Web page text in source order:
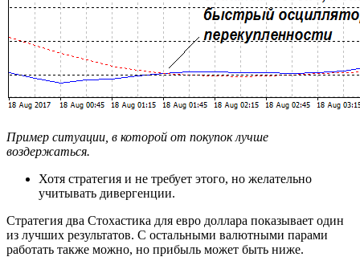
Пример ситуации, в которой от покупок лучше
воздержаться.
Хотя стратегия и не требует этого, но желательно
учитывать дивергенции.
Cтратегия два Cтохастика для евро доллара показывает один
из лучших результатов. С остальными валютными парами
работать также можно, но прибыль может быть ниже.